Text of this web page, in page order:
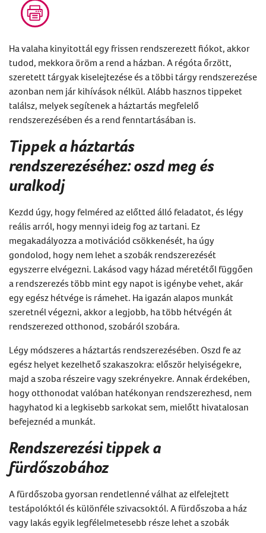
Ha valaha kinyitottál egy frissen rendszerezett fiókot, akkor
tudod, mekkora öröm a rend a házban. A régóta őrzött,
szeretett tárgyak kiselejtezése és a többi tárgy rendszerezése
azonban nem jár kihívások nélkül. Alább hasznos tippeket
találsz, melyek segítenek a háztartás megfelelő
rendszerezésében és a rend fenntartásában is.
Tippek a háztartás
rendszerezéséhez: oszd meg és
uralkodj
Kezdd úgy, hogy felméred az előtted álló feladatot, és légy
reális arról, hogy mennyi ideig fog az tartani. Ez
megakadályozza a motivációd csökkenését, ha úgy
gondolod, hogy nem lehet a szobák rendszerezését
egyszerre elvégezni. Lakásod vagy házad méretétől függően
a rendszerezés több mint egy napot is igénybe vehet, akár
egy egész hétvége is rámehet. Ha igazán alapos munkát
szeretnél végezni, akkor a legjobb, ha több hétvégén át
rendszerezed otthonod, szobáról szobára.
Légy módszeres a háztartás rendszerezésében. Oszd fe az
egész helyet kezelhető szakaszokra: először helyiségekre,
majd a szoba részeire vagy szekrényekre. Annak érdekében,
hogy otthonodat valóban hatékonyan rendszerezhesd, nem
hagyhatod ki a legkisebb sarkokat sem, mielőtt hivatalosan
befejeznéd a munkát.
Rendszerezési tippek a
fürdőszobához
A fürdőszoba gyorsan rendetlenné válhat az elfelejtett
testápolóktól és különféle szivacsoktól. A fürdőszoba a ház
vagy lakás egyik legfélelmetesebb része lehet a szobák